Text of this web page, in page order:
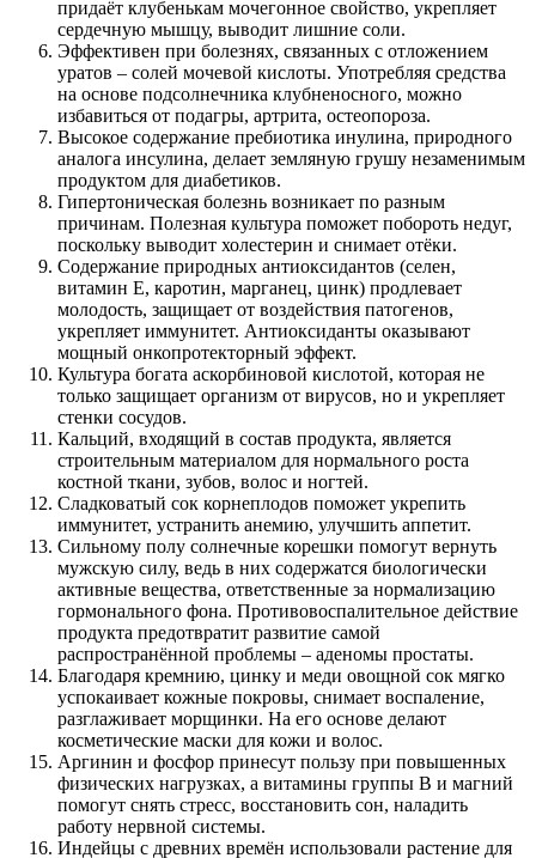
придаёт клубенькам мочегонное свойство, укрепляет
сердечную мышцу, выводит лишние соли.
Эффективен при болезнях, связанных с отложением
уратов – солей мочевой кислоты. Употребляя средства
на основе подсолнечника клубненосного, можно
избавиться от подагры, артрита, остеопороза.
Высокое содержание пребиотика инулина, природного
аналога инсулина, делает земляную грушу незаменимым
продуктом для диабетиков.
Гипертоническая болезнь возникает по разным
причинам. Полезная культура поможет побороть недуг,
поскольку выводит холестерин и снимает отёки.
Содержание природных антиоксидантов (селен,
витамин E, каротин, марганец, цинк) продлевает
молодость, защищает от воздействия патогенов,
укрепляет иммунитет. Антиоксиданты оказывают
мощный онкопротекторный эффект.
Культура богата аскорбиновой кислотой, которая не
только защищает организм от вирусов, но и укрепляет
стенки сосудов.
Кальций, входящий в состав продукта, является
строительным материалом для нормального роста
костной ткани, зубов, волос и ногтей.
Сладковатый сок корнеплодов поможет укрепить
иммунитет, устранить анемию, улучшить аппетит.
Сильному полу солнечные корешки помогут вернуть
мужскую силу, ведь в них содержатся биологически
активные вещества, ответственные за нормализацию
гормонального фона. Противовоспалительное действие
продукта предотвратит развитие самой
распространённой проблемы – аденомы простаты.
Благодаря кремнию, цинку и меди овощной сок мягко
успокаивает кожные покровы, снимает воспаление,
разглаживает морщинки. На его основе делают
косметические маски для кожи и волос.
Аргинин и фосфор принесут пользу при повышенных
физических нагрузках, а витамины группы B и магний
помогут снять стресс, восстановить сон, наладить
работу нервной системы.
Индейцы с древних времён использовали растение для